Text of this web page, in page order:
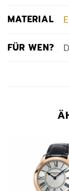
MATERIAL
FÜR WEN?